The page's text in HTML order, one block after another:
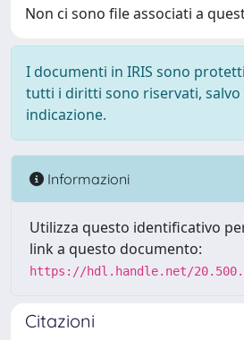
Non ci sono file associati a
I documenti in IRIS sono
tutti i diritti sono riservati, salvo
indicazione.
Informazioni
Utilizza questo identificativo
link a questo documento:
https://hdl.handle.net/
Citazioni